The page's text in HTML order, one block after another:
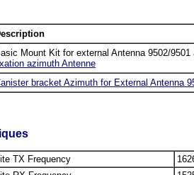
Mount Kit for external Antenna 9502/
azimuth Antenne
bracket Azimuth for External Antenna
TX Frequency